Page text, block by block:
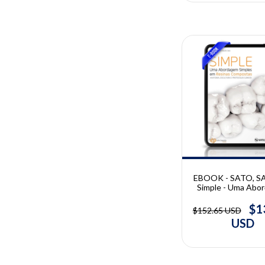
EBOOK - SATO,
Simple - Uma
Compostas |
Sapata, Claudio
$152.65 USD
USD